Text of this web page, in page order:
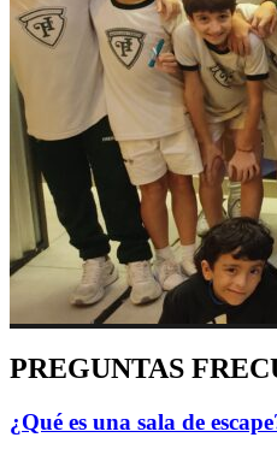
PREGUNTAS
¿Qué es una sala de